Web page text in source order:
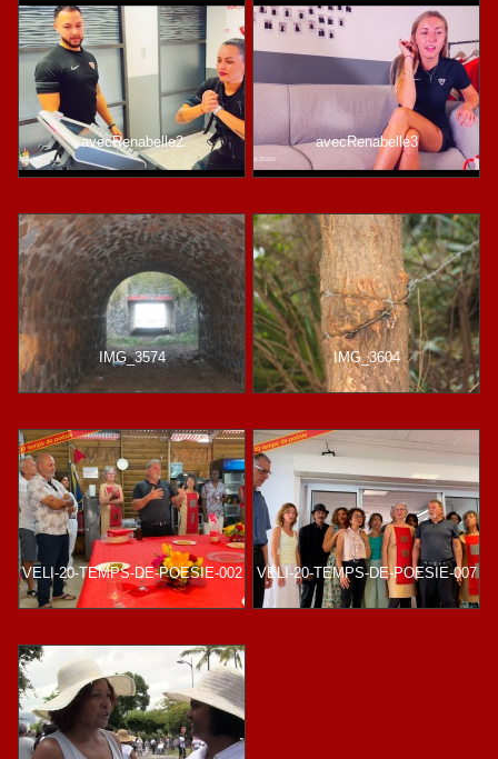
avecRenabelle2 avecRenabelle3
IMG_3574 IMG_3604
VELI-20-TEMPS-DE-POESIE-002 VELI-20-TEMPS-DE-POESIE-007